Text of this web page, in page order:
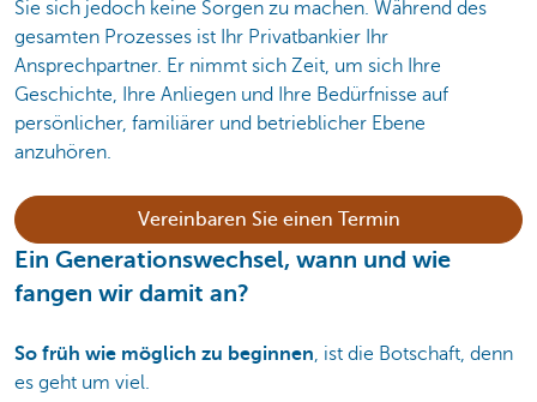
Sie sich jedoch keine Sorgen zu machen. Während des
gesamten Prozesses ist Ihr Privatbankier Ihr
Ansprechpartner. Er nimmt sich Zeit, um sich Ihre
Geschichte, Ihre Anliegen und Ihre Bedürfnisse auf
persönlicher, familiärer und betrieblicher Ebene
anzuhören.
Vereinbaren Sie einen Termin
Ein Generationswechsel, wann und wie
fangen wir damit an?
So früh wie möglich zu beginnen, ist die Botschaft, denn
es geht um viel.